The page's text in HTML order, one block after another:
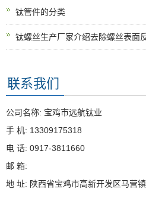
钛管件的分类
钛螺丝生产厂家介绍去除螺丝表面
联系我们
公司名称: 宝鸡市远航钛业
手 机: 13309175318
电 话: 0917-3811660
邮 箱:
地 址: 陕西省宝鸡市高新开发区马营